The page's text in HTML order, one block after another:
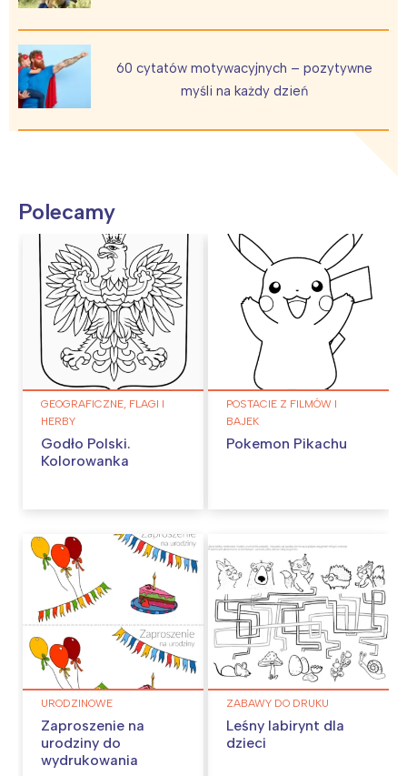
60 cytatów motywacyjnych – pozytywne
myśli na każdy dzień
Polecamy
GEOGRAFICZNE, FLAGI I
HERBY
Godło Polski.
Kolorowanka
POSTACIE Z FILMÓW I
BAJEK
Pokemon Pikachu
URODZINOWE
Zaproszenie na
urodziny do
wydrukowania
ZABAWY DO DRUKU
Leśny labirynt dla
dzieci